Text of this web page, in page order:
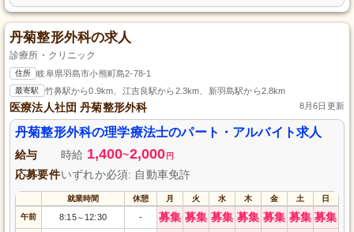
丹菊整形外科の求人
診療所・クリニック
住所 岐阜県羽島市小熊町島2-78-1
最寄駅 竹鼻駅から0.9km、江吉良駅から2.3km、新羽島駅から2.8km
医療法人社団 丹菊整形外科 8月6日更新
丹菊整形外科の理学療法士のパート・アルバイト求人
給与 時給 1,400~2,000 円
応募要件いずれか必須: 自動車免許
就業時間 休憩 月 火 水 木 金 土 日
午前 8:15～ 12:30 - 募集 募集 募集 募集 募集 募集 募集